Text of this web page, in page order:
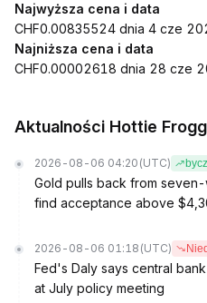
Najwyższa cena i data
CHF0.00835524 dnia 4 cze
Najniższa cena i data
CHF0.00002618 dnia 28 cze
Aktualności Hottie
2026-08-06 04:20 (UTC)
Gold pulls back from
find acceptance above
2026-08-06 01:18 (UTC)
Fed's Daly says central
at July policy meeting